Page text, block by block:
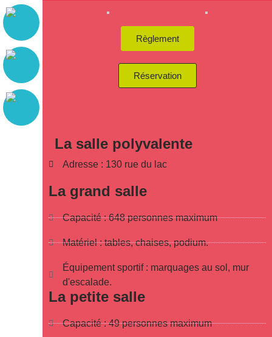
Règlement
Réservation
La salle polyvalente
Adresse : 130 rue du lac
La grand salle
Capacité : 648 personnes maximum
Matériel : tables, chaises, podium.
Équipement sportif : marquages au sol, mur
d'escalade.
La petite salle
Capacité : 49 personnes maximum